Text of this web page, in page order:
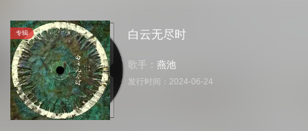
专辑 白云无尽时
歌手： 燕池
发行时间： 2024-06-24